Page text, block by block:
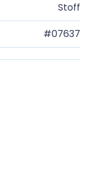
Stoff
#07637